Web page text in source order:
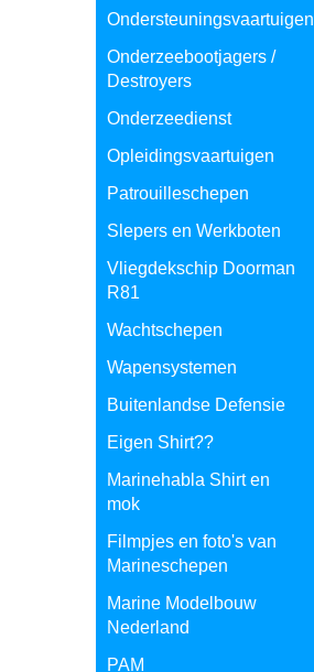
Ondersteuningsvaartuigen
Onderzeebootjagers /
Destroyers
Onderzeedienst
Opleidingsvaartuigen
Patrouilleschepen
Slepers en Werkboten
Vliegdekschip Doorman
R81
Wachtschepen
Wapensystemen
Buitenlandse Defensie
Eigen Shirt??
Marinehabla Shirt en
mok
Filmpjes en foto's van
Marineschepen
Marine Modelbouw
Nederland
PAM